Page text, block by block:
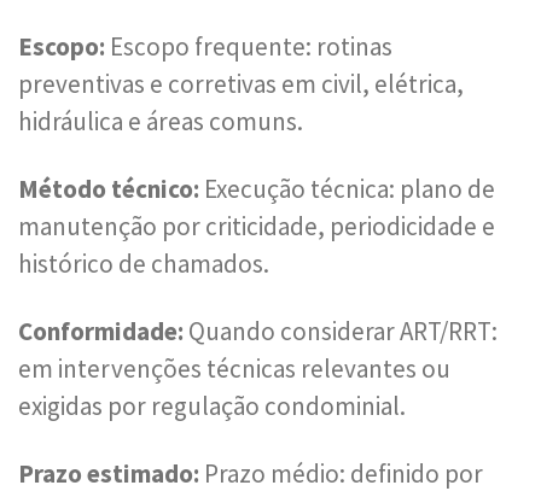
Escopo: Escopo frequente: rotinas
preventivas e corretivas em civil, elétrica,
hidráulica e áreas comuns.
Método técnico: Execução técnica: plano de
manutenção por criticidade, periodicidade e
histórico de chamados.
Conformidade: Quando considerar ART/RRT:
em intervenções técnicas relevantes ou
exigidas por regulação condominial.
Prazo estimado: Prazo médio: definido por